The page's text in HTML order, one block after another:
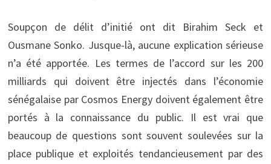
Soupçon de délit d’initié ont dit Birahim Seck et
Ousmane Sonko. Jusque-là, aucune explication sérieuse
n’a été apportée. Les termes de l’accord sur les 200
milliards qui doivent être injectés dans l’économie
sénégalaise par Cosmos Energy doivent également être
portés à la connaissance du public. Il est vrai que
beaucoup de questions sont souvent soulevées sur la
place publique et exploités tendancieusement par des